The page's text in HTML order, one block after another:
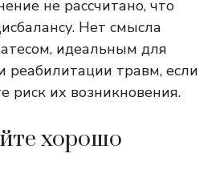
не рассчитано, что
Нет смысла
идеальным для
реабилитации травм, если
риск их возникновения.
хорошо